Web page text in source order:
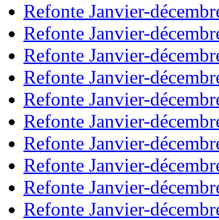
Refonte Janvier-
Refonte Janvier-
Refonte Janvier-
Refonte Janvier-
Refonte Janvier-
Refonte Janvier-
Refonte Janvier-
Refonte Janvier-
Refonte Janvier-
Refonte Janvier-